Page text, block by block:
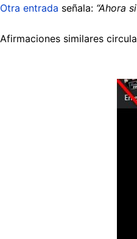
Otra entrada señala: “Ahora
Afirmaciones similares